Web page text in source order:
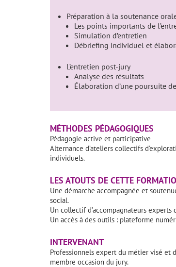
Préparation à la soutenance
Les points importants de
Simulation d’entretien
Débriefing individuel et
L’entretien post-jury
Analyse des résultats
Élaboration d’une poursuite
MÉTHODES PÉDAGOGIQUES
Pédagogie active et participative
Alternance d’ateliers collectifs
individuels.
LES ATOUTS DE CETTE
Une démarche accompagnée et
social.
Un collectif d’accompagnateurs
Un accès à des outils : plateforme
INTERVENANT
Professionnels expert du métier visé et
membre occasion du jury.